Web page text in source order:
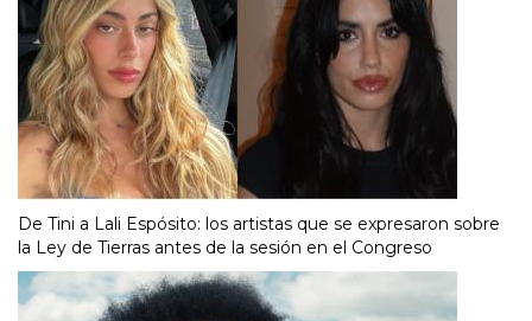
De Tini a Lali Espósito: los artistas que se expresaron sobre
la Ley de Tierras antes de la sesión en el Congreso